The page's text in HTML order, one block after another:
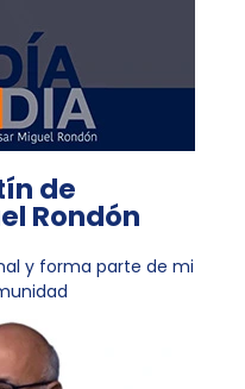
de
Rondón
y forma parte de mi